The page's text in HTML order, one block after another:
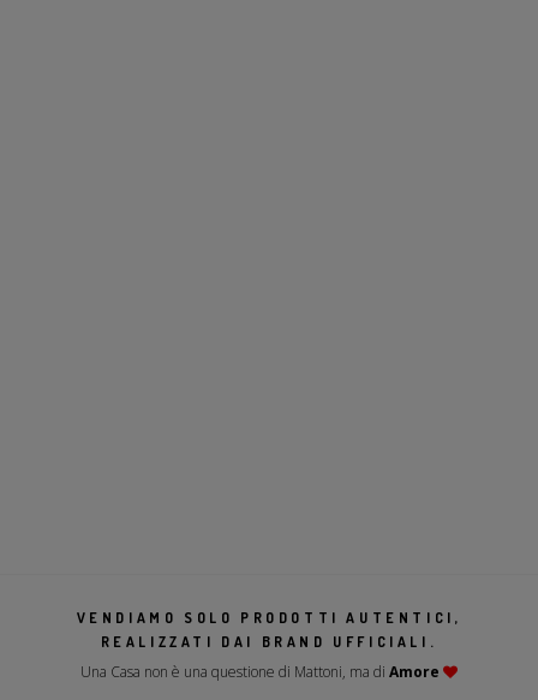
VENDIAMO SOLO PRODOTTI AUTENTICI,
REALIZZATI DAI BRAND UFFICIALI.
Una Casa non è una questione di Mattoni, ma di Amore